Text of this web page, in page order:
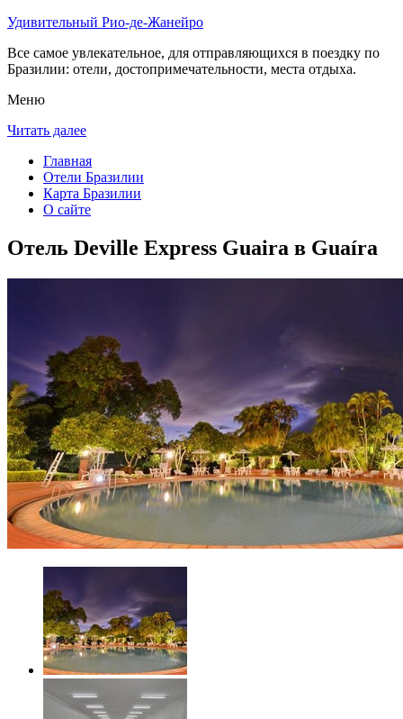
Удивительный Рио-де-Жанейро
Все самое увлекательное, для отправляющихся в поездку по
Бразилии: отели, достопримечательности, места отдыха.
Меню
Читать далее
Главная
Отели Бразилии
Карта Бразилии
О сайте
Отель Deville Express Guaira в Guaíra